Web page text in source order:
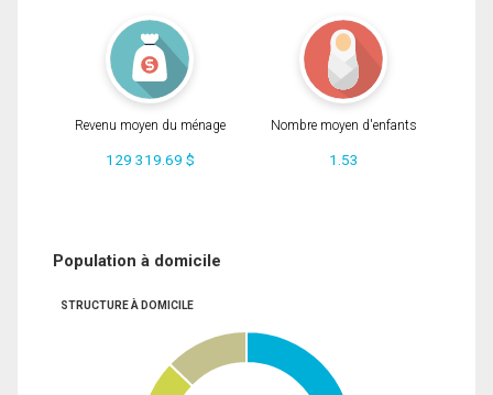
Revenu moyen du ménage
129 319.69 $
Nombre moyen d'enfants
1.53
Population à domicile
STRUCTURE À DOMICILE